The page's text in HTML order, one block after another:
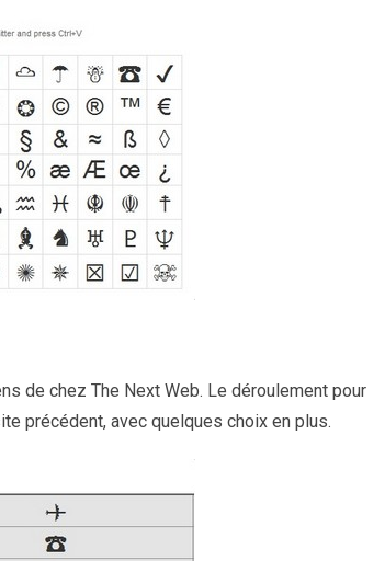
de chez The Next Web. Le déroulement pour
précédent, avec quelques choix en plus.